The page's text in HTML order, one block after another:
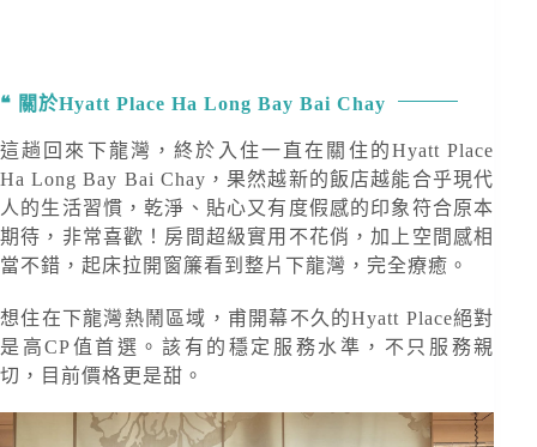
關於Hyatt Place Ha Long Bay Bai Chay
這趟回來下龍灣，終於入住一直在關住的Hyatt Place
Ha Long Bay Bai Chay，果然越新的飯店越能合乎現代
人的生活習慣，乾淨、貼心又有度假感的印象符合原本
期待，非常喜歡！房間超級實用不花俏，加上空間感相
當不錯，起床拉開窗簾看到整片下龍灣，完全療癒。
想住在下龍灣熱鬧區域，甫開幕不久的Hyatt Place絕對
是高CP值首選。該有的穩定服務水準，不只服務親
切，目前價格更是甜。